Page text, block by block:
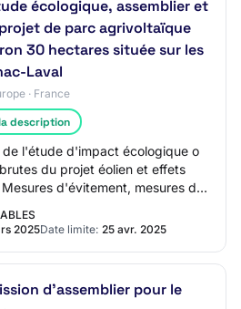
écologique, assemblier et
de parc agrivoltaïque
30 hectares située sur les
Laval
· France
description
de l'étude d'impact écologique o
du projet éolien et effets
d'évitement, mesures de
2025Date limite: 25 avr. 2025
d'assemblier pour le